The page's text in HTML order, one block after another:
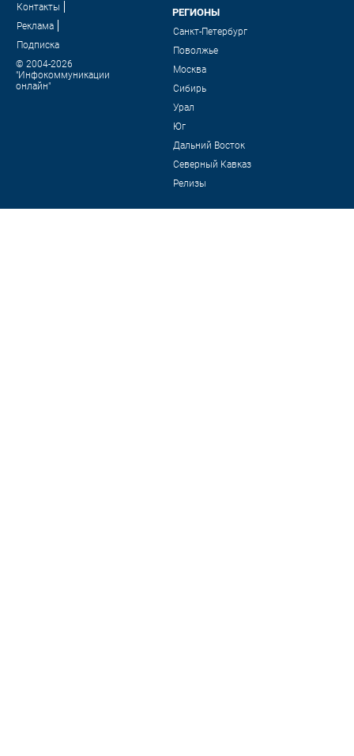
Контакты
Реклама
Подписка
© 2004-2026
"Инфокоммуникации
онлайн"
РЕГИОНЫ
Санкт-Петербург
Поволжье
Москва
Сибирь
Урал
Юг
Дальний Восток
Северный Кавказ
Релизы